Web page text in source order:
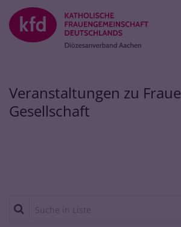
Zum Inhalt springen
Veranstaltungen zu
Gesellschaft
Suche in Liste